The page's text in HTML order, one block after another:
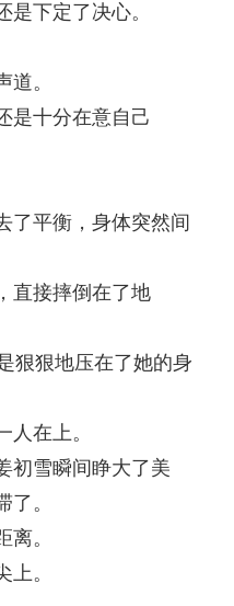
是下定了决心。
道。
是十分在意自己
了平衡，身体突然间
直接摔倒在了地
狠狠地压在了她的身
人在上。
初雪瞬间睁大了美
了。
离。
上。